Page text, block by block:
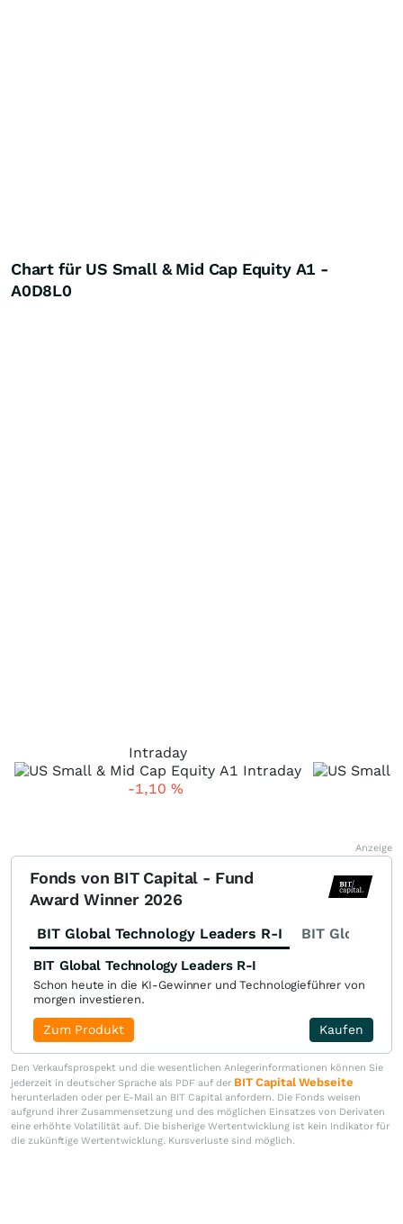
Chart für US Small & Mid Cap Equity A1 -
A0D8L0
Intraday
-1,10 %
Anzeige
Fonds von BIT Capital - Fund
Award Winner 2026
BIT Global Technology Leaders R-I BIT Global
BIT Global Technology Leaders R-I
Schon heute in die KI-Gewinner und Technologieführer von
morgen investieren.
Kaufen
Zum Produkt
Den Verkaufsprospekt und die wesentlichen Anlegerinformationen können Sie
jederzeit in deutscher Sprache als PDF auf der BIT Capital Webseite
herunterladen oder per E-Mail an BIT Capital anfordern. Die Fonds weisen
aufgrund ihrer Zusammensetzung und des möglichen Einsatzes von Derivaten
eine erhöhte Volatilität auf. Die bisherige Wertentwicklung ist kein Indikator für
die zukünftige Wertentwicklung. Kursverluste sind möglich.